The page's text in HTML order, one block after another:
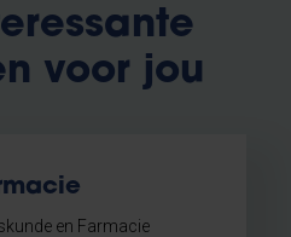
voor jou
en Farmacie